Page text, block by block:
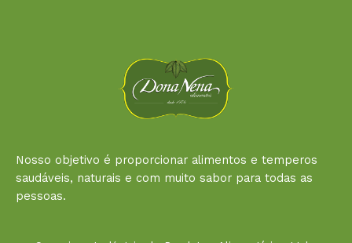
Nosso objetivo é proporcionar alimentos e temperos
saudáveis, naturais e com muito sabor para todas as
pessoas.